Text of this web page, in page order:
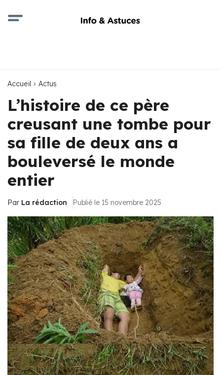
Accueil Actus
L’histoire de ce père
creusant une tombe pour
sa fille de deux ans a
bouleversé le monde
entier
Par La rédaction Publié le 15 novembre 2025